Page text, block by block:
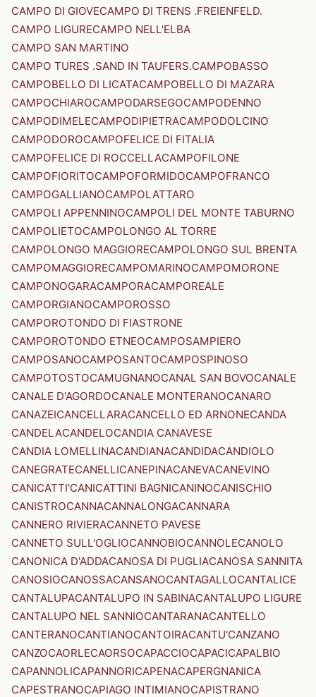
CAMPO DI GIOVECAMPO DI TRENS .FREIENFELD.
CAMPO LIGURECAMPO NELL'ELBA
CAMPO SAN MARTINO
CAMPO TURES .SAND IN TAUFERS.CAMPOBASSO
CAMPOBELLO DI LICATACAMPOBELLO DI MAZARA
CAMPOCHIAROCAMPODARSEGOCAMPODENNO
CAMPODIMELECAMPODIPIETRACAMPODOLCINO
CAMPODOROCAMPOFELICE DI FITALIA
CAMPOFELICE DI ROCCELLACAMPOFILONE
CAMPOFIORITOCAMPOFORMIDOCAMPOFRANCO
CAMPOGALLIANOCAMPOLATTARO
CAMPOLI APPENNINOCAMPOLI DEL MONTE TABURNO
CAMPOLIETOCAMPOLONGO AL TORRE
CAMPOLONGO MAGGIORECAMPOLONGO SUL BRENTA
CAMPOMAGGIORECAMPOMARINOCAMPOMORONE
CAMPONOGARACAMPORACAMPOREALE
CAMPORGIANOCAMPOROSSO
CAMPOROTONDO DI FIASTRONE
CAMPOROTONDO ETNEOCAMPOSAMPIERO
CAMPOSANOCAMPOSANTOCAMPOSPINOSO
CAMPOTOSTOCAMUGNANOCANAL SAN BOVOCANALE
CANALE D'AGORDOCANALE MONTERANOCANARO
CANAZEICANCELLARACANCELLO ED ARNONECANDA
CANDELACANDELOCANDIA CANAVESE
CANDIA LOMELLINACANDIANACANDIDACANDIOLO
CANEGRATECANELLICANEPINACANEVACANEVINO
CANICATTI'CANICATTINI BAGNICANINOCANISCHIO
CANISTROCANNACANNALONGACANNARA
CANNERO RIVIERACANNETO PAVESE
CANNETO SULL'OGLIOCANNOBIOCANNOLECANOLO
CANONICA D'ADDACANOSA DI PUGLIACANOSA SANNITA
CANOSIOCANOSSACANSANOCANTAGALLOCANTALICE
CANTALUPACANTALUPO IN SABINACANTALUPO LIGURE
CANTALUPO NEL SANNIOCANTARANACANTELLO
CANTERANOCANTIANOCANTOIRACANTU'CANZANO
CANZOCAORLECAORSOCAPACCIOCAPACICAPALBIO
CAPANNOLICAPANNORICAPENACAPERGNANICA
CAPESTRANOCAPIAGO INTIMIANOCAPISTRANO